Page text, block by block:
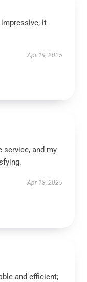
it
Apr 19, 2025
and my
Apr 18, 2025
and efficient;